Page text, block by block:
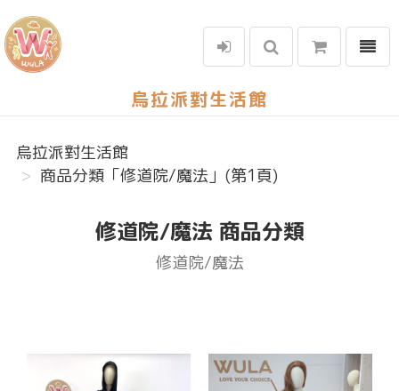
烏拉派對生活館
選單
烏拉派對生活館
商品分類「修道院/魔法」(第1頁)
修道院/魔法 商品分類
修道院/魔法